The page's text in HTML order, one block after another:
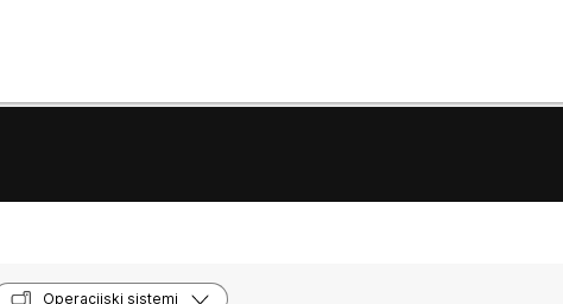
Operacijski sistemi